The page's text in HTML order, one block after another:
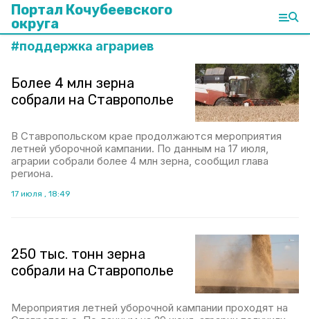
Портал Кочубеевского
округа
#поддержка аграриев
Более 4 млн зерна
собрали на Ставрополье
В Ставропольском крае продолжаются мероприятия
летней уборочной кампании. По данным на 17 июля,
аграрии собрали более 4 млн зерна, сообщил глава
региона.
17 июля , 18:49
250 тыс. тонн зерна
собрали на Ставрополье
Мероприятия летней уборочной кампании проходят на